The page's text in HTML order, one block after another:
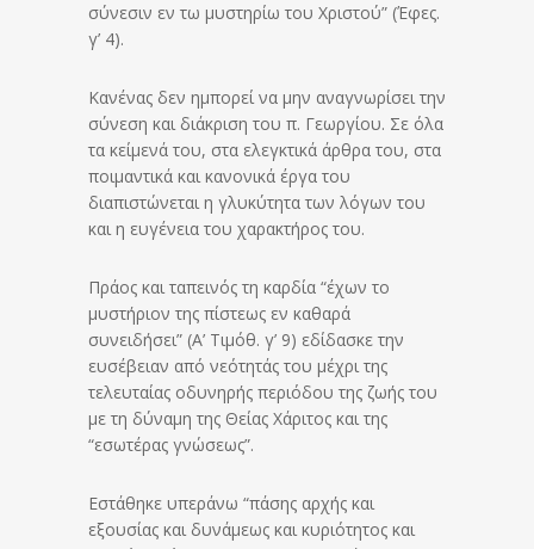
σύνεσιν εν τω μυστηρίω του Χριστού” (Έφες.
γ’ 4).
Κανένας δεν ημπορεί να μην αναγνωρίσει την
σύνεση και διάκριση του π. Γεωργίου. Σε όλα
τα κείμενά του, στα ελεγκτικά άρθρα του, στα
ποιμαντικά και κανονικά έργα του
διαπιστώνεται η γλυκύτητα των λόγων του
και η ευγένεια του χαρακτήρος του.
Πράος και ταπεινός τη καρδία “έχων το
μυστήριον της πίστεως εν καθαρά
συνειδήσει” (Α’ Τιμόθ. γ’ 9) εδίδασκε την
ευσέβειαν από νεότητάς του μέχρι της
τελευταίας οδυνηρής περιόδου της ζωής του
με τη δύναμη της Θείας Χάριτος και της
“εσωτέρας γνώσεως”.
Εστάθηκε υπεράνω “πάσης αρχής και
εξουσίας και δυνάμεως και κυριότητος και